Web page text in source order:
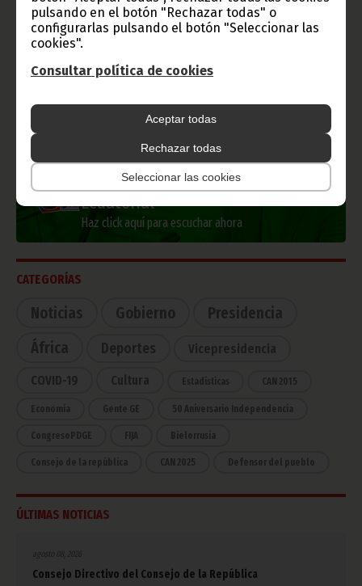
pulsando en el botón "Rechazar todas" o
configurarlas pulsando el botón "Seleccionar las
cookies".
Consultar política de cookies
Aceptar todas
Rechazar todas
Seleccionar las cookies
Información de Guinea Ecuatorial
TVGE
Radio Nacional de Guinea
Ecuatorial
Haz click aquí para escuchar ahora
CATEGORÍAS
Noticias Gobierno
Presidencia
África
Deportes Vicepresidencia
COVID-19 Cultura Estadísticas CAN 2015
Economía Gente GE 50 Aniversario Independencia
CongresoPDGE FIJA Bielorrusia
Consejo de la república CAN 2025 Defensor del pueblo
ÚLTIMAS NOTICIAS
Consejo Directivo del Consejo de la República